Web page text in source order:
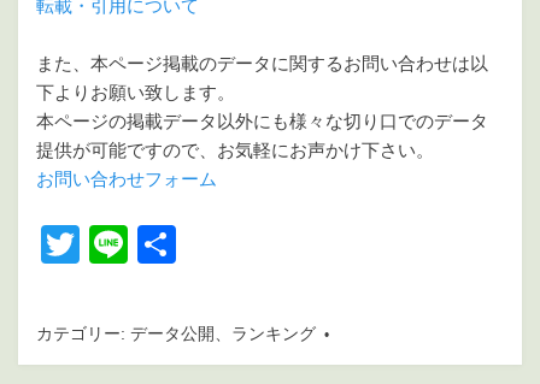
転載・引用について
また、本ページ掲載のデータに関するお問い合わせは以
下よりお願い致します。
本ページの掲載データ以外にも様々な切り口でのデータ
提供が可能ですので、お気軽にお声かけ下さい。
お問い合わせフォーム
T
tt
er
Li
e
カテゴリー: データ公開、 ランキング